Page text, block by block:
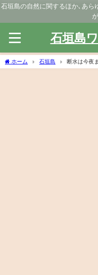
石垣島の自然に関するほか､あら
石垣島
ホーム 石垣島 断水は今夜